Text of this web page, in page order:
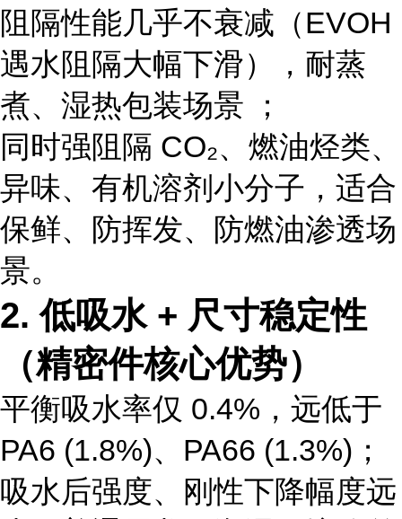
阻隔性能几乎不衰减 （EVOH
遇水阻隔大幅下滑），耐蒸
煮、湿热包装场景 ；
同时强阻隔 CO₂、燃油烃类、
异味、有机溶剂小分子，适合
保鲜、防挥发、防燃油渗透场
景。
2. 低吸水 + 尺寸稳定性
（精密件核心优势）
平衡吸水率仅 0.4%，远低于
PA6 (1.8%)、PA66 (1.3%)；
吸水后强度、刚性下降幅度远